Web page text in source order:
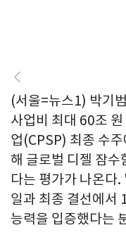
(서울=뉴스1) 박기
사업비 최대 60조
업(CPSP) 최종 수
해 글로벌 디젤 잠수
다는 평가가 나온다
일과 최종 결선에서
능력을 입증했다는